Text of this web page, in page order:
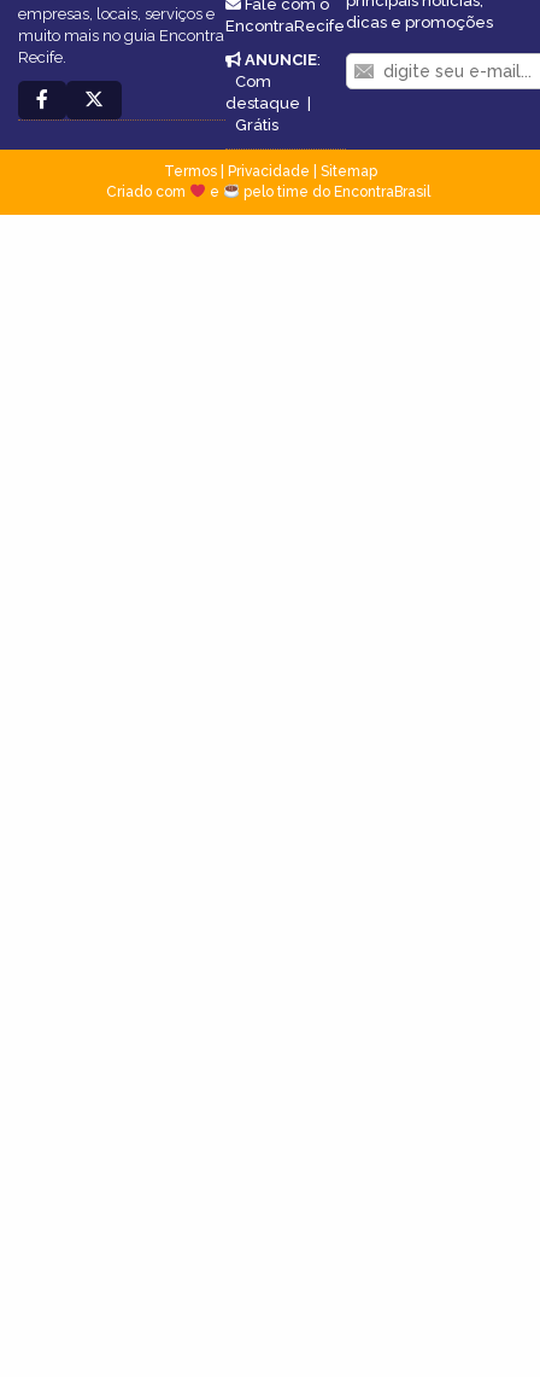
empresas, locais, serviços e
muito mais no guia Encontra
Recife.
Fale com o
EncontraRecife
ANUNCIE:
Com
destaque |
Grátis
dicas e promoções
Termos| Privacidade
Sitemap
Criado com
e pelo time do EncontraBrasil